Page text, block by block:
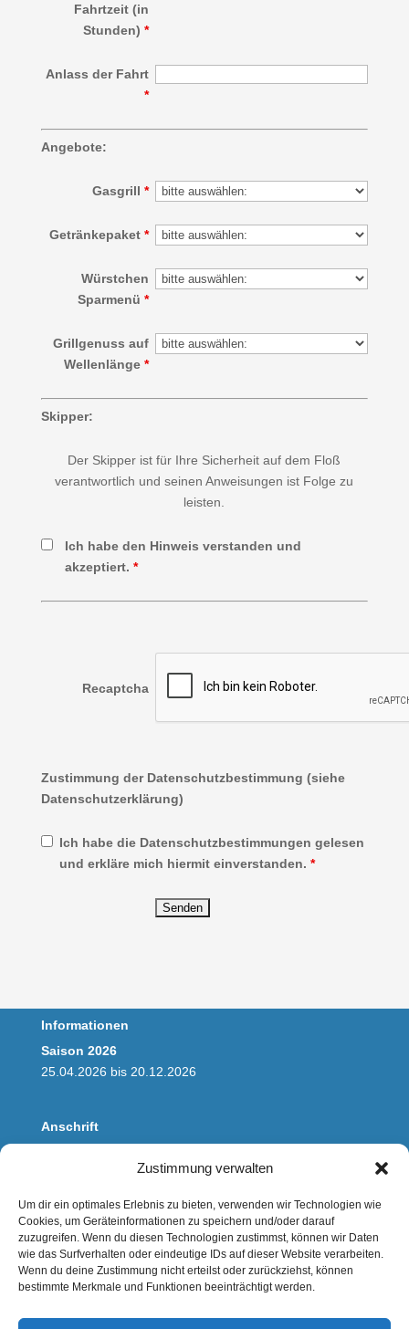
Zustimmung verwalten
Um dir ein optimales Erlebnis zu bieten, verwenden wir Technologien wie
Cookies, um Geräteinformationen zu speichern und/oder darauf
zuzugreifen. Wenn du diesen Technologien zustimmst, können wir Daten
wie das Surfverhalten oder eindeutige IDs auf dieser Website verarbeiten.
Wenn du deine Zustimmung nicht erteilst oder zurückziehst, können
bestimmte Merkmale und Funktionen beeinträchtigt werden.
Fahrtzeit (in
Stunden)*
Anlass der Fahrt
*
Angebote:
Gasgrill*
Getränkepaket*
Würstchen
Sparmenü*
Grillgenuss auf
Wellenlänge*
Skipper:
Der Skipper ist für Ihre Sicherheit auf dem Floß
verantwortlich und seinen Anweisungen ist Folge zu
leisten.
Ich habe den Hinweis verstanden und
akzeptiert.*
Recaptcha
Zustimmung der Datenschutzbestimmung (siehe
Datenschutzerklärung)
Ich habe die Datenschutzbestimmungen gelesen
und erkläre mich hiermit einverstanden. *
Informationen
Saison 2026
25.04.2026 bis 20.12.2026
Anschrift
Steganlage am Riveufer
06114 Halle/Saale
Kontakt
E-Mail:buchung@saalefloss.de
Mobil: 0170 2345100